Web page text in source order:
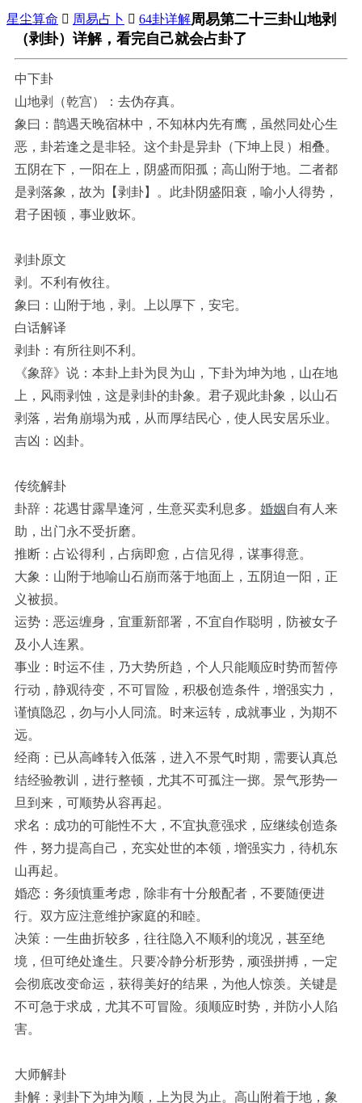
星尘算命  周易占卜  64卦详解周易第二十三卦山地剥
（剥卦）详解，看完自己就会占卦了
中下卦
山地剥（乾宫）：去伪存真。
象曰：鹊遇天晚宿林中，不知林内先有鹰，虽然同处心生
恶，卦若逢之是非轻。这个卦是异卦（下坤上艮）相叠。
五阴在下，一阳在上，阴盛而阳孤；高山附于地。二者都
是剥落象，故为【剥卦】。此卦阴盛阳衰，喻小人得势，
君子困顿，事业败坏。
剥卦原文
剥。不利有攸往。
象曰：山附于地，剥。上以厚下，安宅。
白话解译
剥卦：有所往则不利。
《象辞》说：本卦上卦为艮为山，下卦为坤为地，山在地
上，风雨剥蚀，这是剥卦的卦象。君子观此卦象，以山石
剥落，岩角崩塌为戒，从而厚结民心，使人民安居乐业。
吉凶：凶卦。
传统解卦
卦辞：花遇甘露旱逢河，生意买卖利息多。 婚姻自有人来
助，出门永不受折磨。
推断：占讼得利，占病即愈，占信见得，谋事得意。
大象：山附于地喻山石崩而落于地面上，五阴迫一阳，正
义被损。
运势：恶运缠身，宜重新部署，不宜自作聪明，防被女子
及小人连累。
事业：时运不佳，乃大势所趋，个人只能顺应时势而暂停
行动，静观待变，不可冒险，积极创造条件，增强实力，
谨慎隐忍，勿与小人同流。时来运转，成就事业，为期不
远。
经商：已从高峰转入低落，进入不景气时期，需要认真总
结经验教训，进行整顿，尤其不可孤注一掷。景气形势一
旦到来，可顺势从容再起。
求名：成功的可能性不大，不宜执意强求，应继续创造条
件，努力提高自己，充实处世的本领，增强实力，待机东
山再起。
婚恋：务须慎重考虑，除非有十分般配者，不要随便进
行。双方应注意维护家庭的和睦。
决策：一生曲折较多，往往隐入不顺利的境况，甚至绝
境，但可绝处逢生。只要冷静分析形势，顽强拼搏，一定
会彻底改变命运，获得美好的结果，为他人惊羡。关键是
不可急于求成，尤其不可冒险。须顺应时势，并防小人陷
害。
大师解卦
卦解：剥卦下为坤为顺，上为艮为止。高山附着于地，象